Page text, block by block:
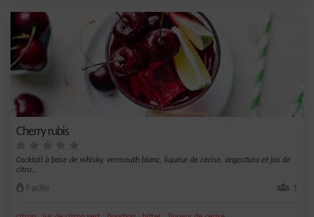
Cherry rubis
Cocktail à base de whisky, vermouth blanc, liqueur de cerise, angostura et jus de
citro...
Facile 1